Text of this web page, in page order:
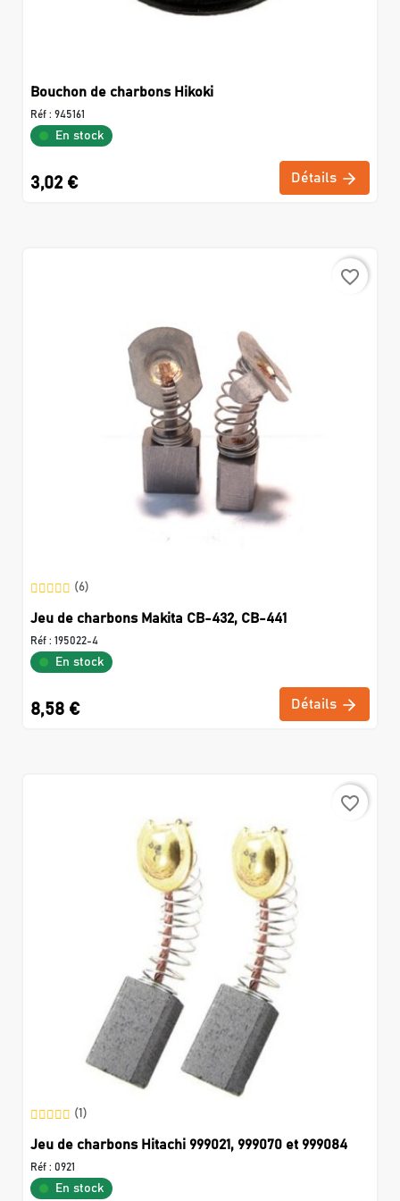
Bouchon de charbons Hikoki
Réf : 945161
En stock
3,02 € Détails
favorite_border
(6)
Jeu de charbons Makita CB-432, CB-441
Réf : 195022-4
En stock
8,58 € Détails
favorite_border
(1)
Jeu de charbons Hitachi 999021, 999070 et 999084
Réf : 0921
En stock